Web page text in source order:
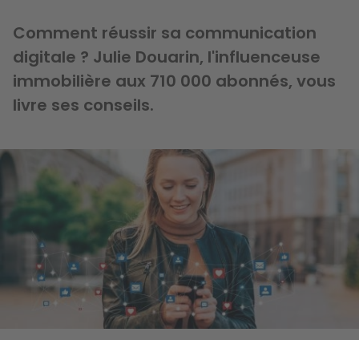
Comment réussir sa communication
digitale ? Julie Douarin, l'influenceuse
immobilière aux 710 000 abonnés, vous
livre ses conseils.
Image